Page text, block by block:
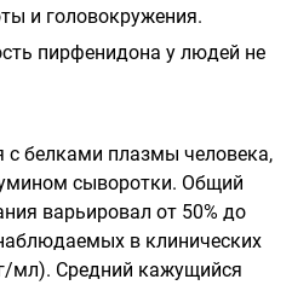
и головокружения.
пирфенидона у людей не
с белками плазмы человека,
сыворотки. Общий
варьировал от 50% до
в клинических
мл). Средний кажущийся